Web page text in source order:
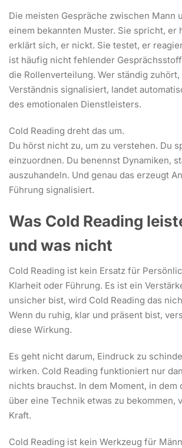
Die meisten Gespräche zwischen Mann
einem bekannten Muster. Sie spricht, er
erklärt sich, er nickt. Sie testet, er
ist häufig nicht fehlender
die Rollenverteilung. Wer ständig
Verständnis signalisiert, landet
des emotionalen Dienstleisters.
Cold Reading dreht das um.
Du hörst nicht zu, um zu verstehen. Du
einzuordnen. Du benennst Dynamiken,
auszuhandeln. Und genau das erzeugt
Führung signalisiert.
Was Cold Reading
und was nicht
Cold Reading ist kein Ersatz für
Klarheit oder Führung. Es ist ein
unsicher bist, wird Cold Reading das
Wenn du ruhig, klar und präsent bist,
diese Wirkung.
Es geht nicht darum, Eindruck zu
wirken. Cold Reading funktioniert nur
nichts brauchst. In dem Moment, in dem
über eine Technik etwas zu bekommen,
Kraft.
Cold Reading ist kein Werkzeug für